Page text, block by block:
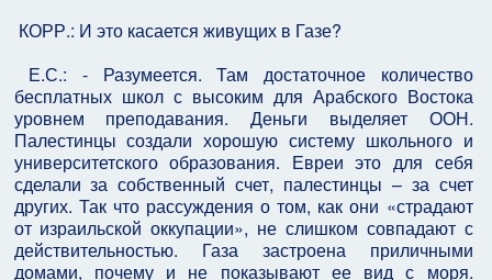
КОРР.: И это касается живущих в Газе?
Е.С.: - Разумеется. Там достаточное количество
бесплатных школ с высоким для Арабского Востока
уровнем преподавания. Деньги выделяет ООН.
Палестинцы создали хорошую систему школьного и
университетского образования. Евреи это для себя
сделали за собственный счет, палестинцы – за счет
других. Так что рассуждения о том, как они «страдают
от израильской оккупации», не слишком совпадают с
действительностью. Газа застроена приличными
домами, почему и не показывают ее вид с моря.